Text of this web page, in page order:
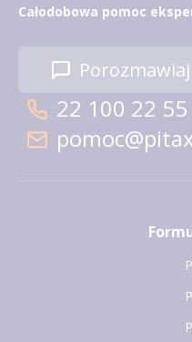
Całodobowa pomoc
22 100 22 55